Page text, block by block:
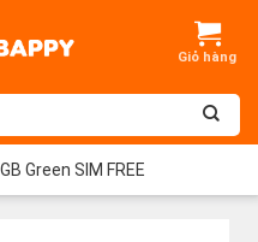
Green SIM FREE